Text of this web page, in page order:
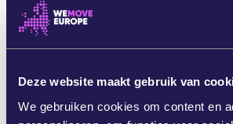
Deze website maakt gebruik van
We gebruiken cookies om content en
We moeten hier de schijnwerpers
Anders gaan we richting een
staat burgers massaal bespiedt
en digitale veiligheid met een strik
Amerikaanse surveillance-